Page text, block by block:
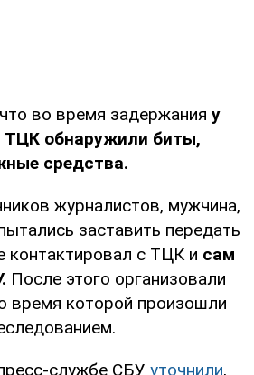
во время задержания у
ТЦК обнаружили биты,
средства.
журналистов, мужчина,
заставить передать
контактировал с ТЦК и сам
После этого организовали
время которой произошли
службе СБУ уточнили,